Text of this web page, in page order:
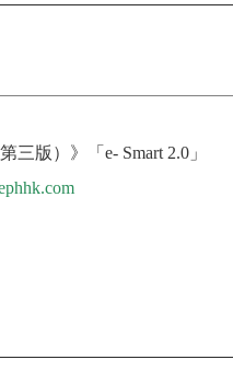
三版）》「e- Smart 2.0」